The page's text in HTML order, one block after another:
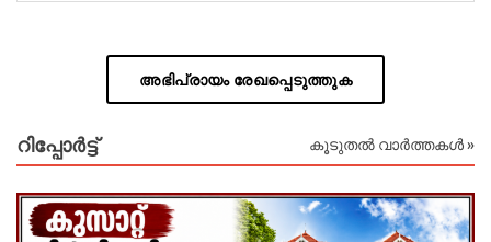
അഭിപ്രായം രേഖപ്പെടുത്തുക
റിപ്പോര്‍ട്ട് കൂടുതൽ വാർത്തകൾ »